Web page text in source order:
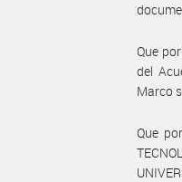
Que
del
Marco
Que